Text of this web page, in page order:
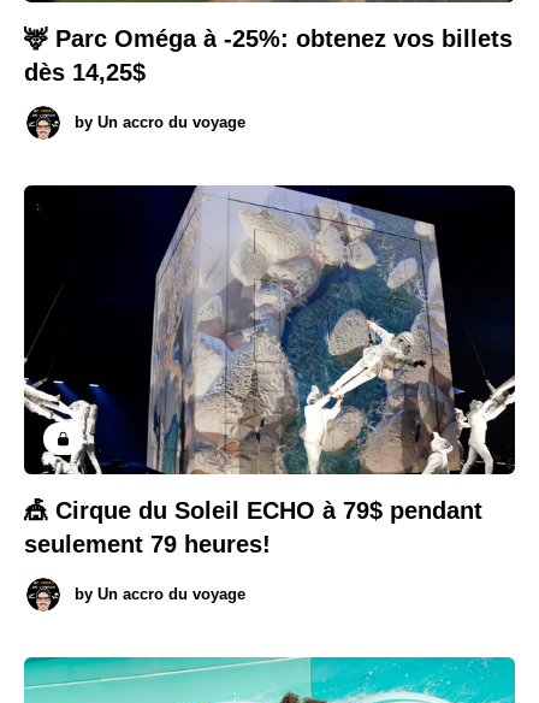
🦌 Parc Oméga à -25%: obtenez vos billets
dès 14,25$
by Un accro du voyage
🎪 Cirque du Soleil ECHO à 79$ pendant
seulement 79 heures!
by Un accro du voyage